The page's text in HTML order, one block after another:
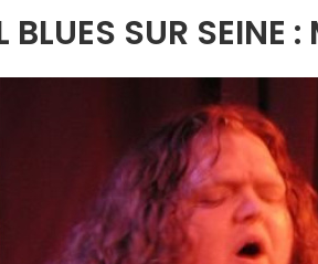
BLUES SUR SEINE